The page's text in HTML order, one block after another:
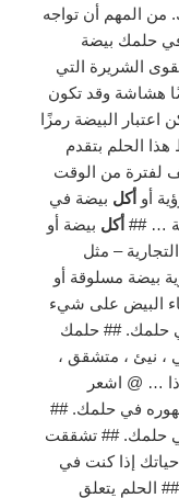
المهم أن تواجه
حلمك بيضة
الشريرة التي
هشاشة وقد تكون
اعتبار البيضة رمزًا
هذا الحلم بتقدم
لفترة من الوقت
أو أكل بيضة في
… ## أكل بيضة أو
– مثل
بيضة مسلوقة أو
البيض على شيء
حلمك. ## حلمك
، نيئ ، متشقق ،
… @ اشعر
في حلمك. ##
حلمك. ## تشققت
إذا كنت في
الحلم يتعلق